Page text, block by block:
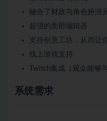
融合了财政与角色扮演
超强的面部编辑器
支持创意工坊，从而让
线上游戏支持
Twitch集成（观众能够
系统需求